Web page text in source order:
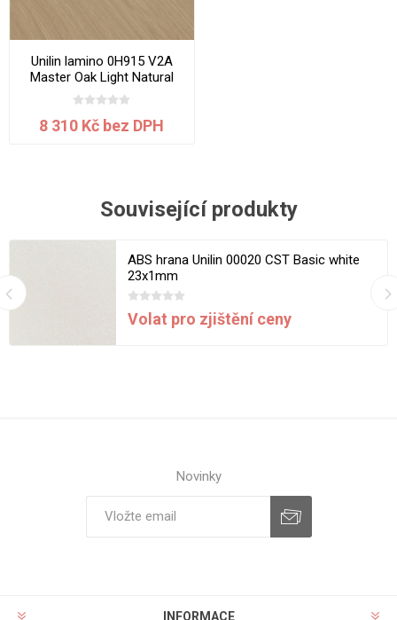
Unilin lamino 0H915 V2A
Master Oak Light Natural
2800 x 2070 x 19 mm
8 310 Kč bez DPH
Související produkty
ABS hrana Unilin 00020 CST Basic white
23x1mm
Volat pro zjištění ceny
Novinky
INFORMACE